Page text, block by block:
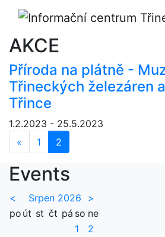
AKCE
Příroda na plátně -
Třineckých železáren
Třince
1.2.2023 - 25.5.2023
« Předchozí
1 2
Events
< Srpen 2026
>
po út st čt pá so ne
1
2